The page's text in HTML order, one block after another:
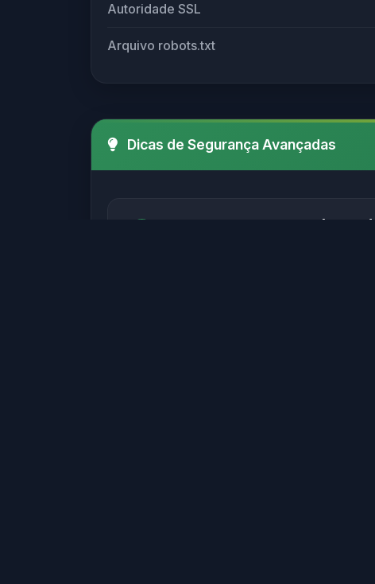
Autoridade SSL
Arquivo robots.txt
Dicas de Segurança Avançadas